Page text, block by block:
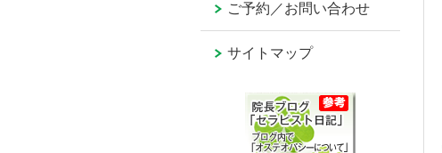
ご予約／お問い合わせ
サイトマップ